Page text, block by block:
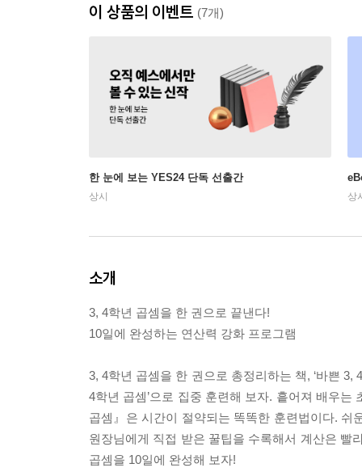
이 상품의 이벤트 (7개)
한 눈에 보는 YES24 단독 선출간
상시 상
소개
3, 4학년 곱셈을 한 권으로 끝낸다!
10일에 완성하는 연산력 강화 프로그램
3, 4학년 곱셈을 한 권으로 총정리하는 책, ‘바쁜 3,
4학년 곱셈’으로 집중 훈련해 보자. 흩어져 배우
곱셈』은 시간이 절약되는 똑똑한 훈련법이다.
원장님에게 직접 받은 꿀팁을 수록해서 계산은 빨
곱셈을 10일에 완성해 보자!